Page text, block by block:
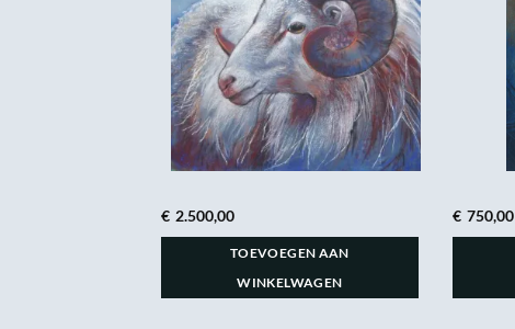
€ 2.500,00
TOEVOEGEN AAN
WINKELWAGEN
€ 750,00